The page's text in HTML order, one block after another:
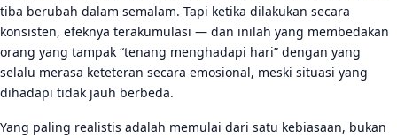
tiba berubah dalam semalam. Tapi ketika dilakukan secara
konsisten, efeknya terakumulasi — dan inilah yang membedakan
orang yang tampak “tenang menghadapi hari” dengan yang
selalu merasa keteteran secara emosional, meski situasi yang
dihadapi tidak jauh berbeda.
Yang paling realistis adalah memulai dari satu kebiasaan, bukan